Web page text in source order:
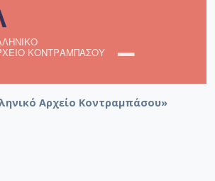
Αρχείο Κοντραμπάσου»